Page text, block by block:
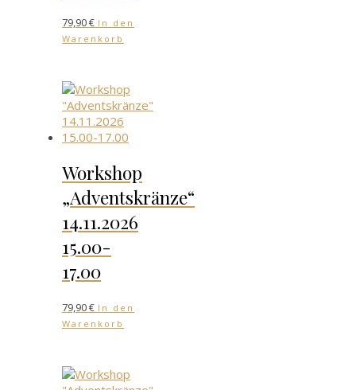
79,90€ In den
Warenkorb
Workshop
„Adventskränze“
14.11.2026
15.00-
17.00
79,90€ In den
Warenkorb